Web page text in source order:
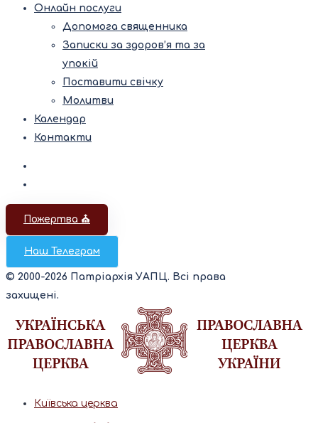
Онлайн послуги
Допомога священника
Записки за здоров’я та за
упокій
Поставити свічку
Молитви
Календар
Контакти
Пожертва ⛪️
Наш Телеграм
© 2000-2026 Патріархія УАПЦ. Всі права
захищені.
Київська церква